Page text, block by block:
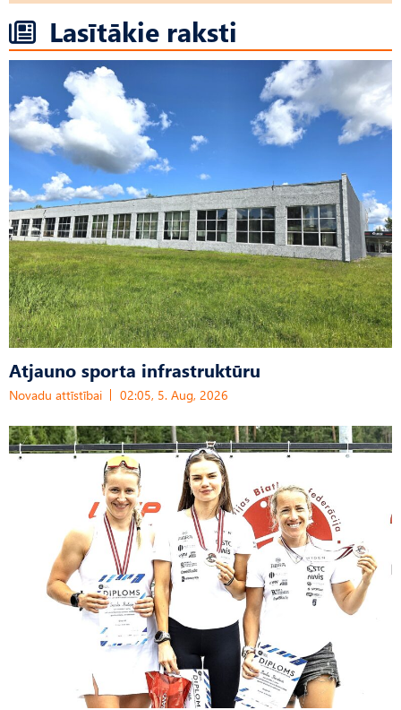
Lasītākie raksti
Atjauno sporta infrastruktūru
Novadu attīstībai 02:05, 5. Aug, 2026